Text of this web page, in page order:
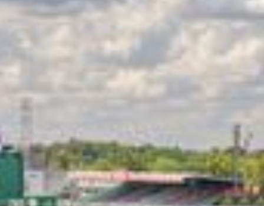
LES CATÉGORIES
PALMARÈS
HOSPITALITÉS
DÉVELOPPEMENT DURABLE
SEA BY DHL
NEWSLETTER